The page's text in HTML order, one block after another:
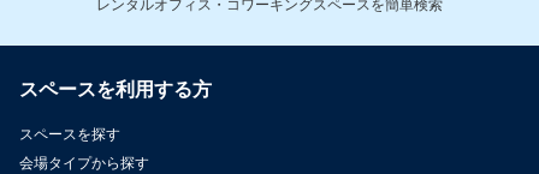
レンタルオフィス・コワーキングスペースを簡単検索
スペースを利用する方
スペースを探す
会場タイプから探す